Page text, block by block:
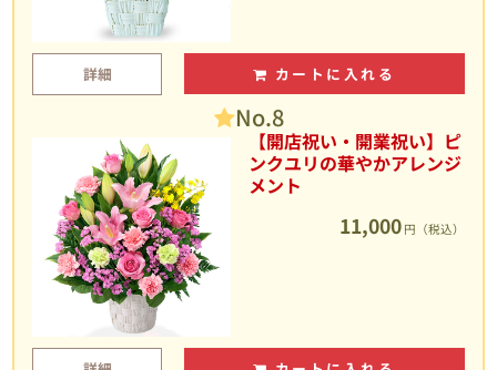
詳細 カートに入れる
No.8
【開店祝い・開業祝い】ピ
ンクユリの華やかアレンジ
メント
11,000 円（税込）